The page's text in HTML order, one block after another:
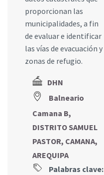
proporcionan las
municipalidades, a fin
de evaluar e identificar
las vías de evacuación y
zonas de refugio.
DHN
Balneario
Camana B,
DISTRITO SAMUEL
PASTOR, CAMANA,
AREQUIPA
Palabras clave: